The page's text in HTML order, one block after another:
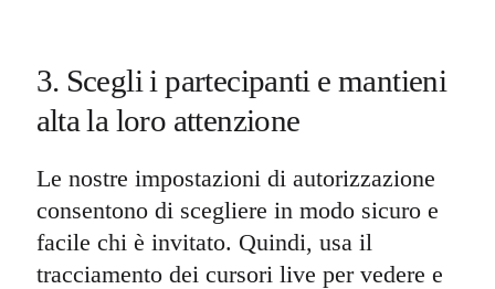
3. Scegli i partecipanti e mantieni
alta la loro attenzione
Le nostre impostazioni di autorizzazione
consentono di scegliere in modo sicuro e
facile chi è invitato. Quindi, usa il
tracciamento dei cursori live per vedere e